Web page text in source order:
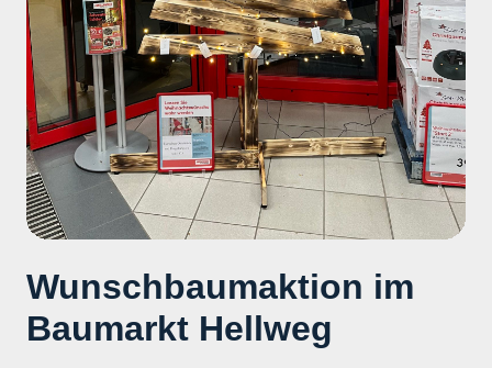
Wunschbaumaktion im
Baumarkt Hellweg